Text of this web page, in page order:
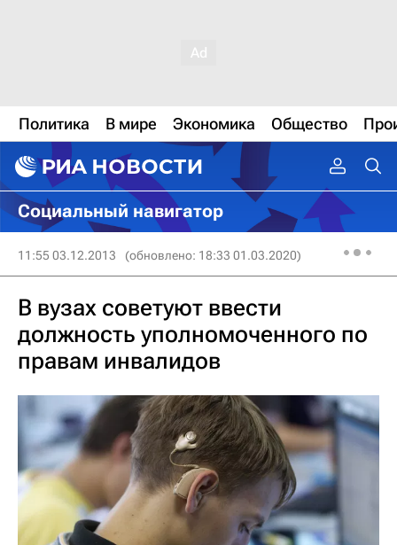
Политика В мире Экономика Общество
Социальный навигатор
11:55 03.12.2013 (обновлено: 18:33 01.03.2020)
В вузах советуют ввести
должность уполномоченного по
правам инвалидов